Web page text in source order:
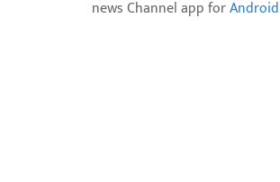
news Channel app forAndroid